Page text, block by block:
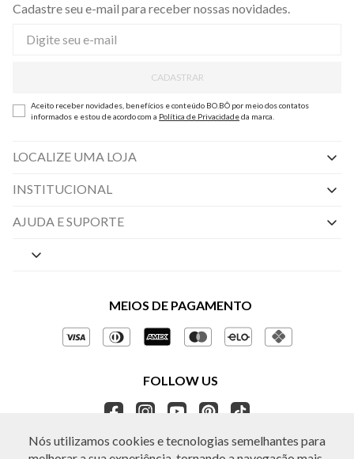
Nós utilizamos cookies e tecnologias semelhantes para
Cadastre seu e-mail para receber nossas novidades.
CADASTRAR
Aceito receber novidades, benefícios e conteúdo BO.BÔ por meio dos contatos
informados e estou de acordo com a Política de Privacidadeda marca.
LOCALIZE UMA LOJA
INSTITUCIONAL
Nossas Lojas
Políticas de Privacidade
Gestão de Privacidade
Ética e Sustentabilidade
Seja um Revendedor
APP BO.BÔ
AJUDA E SUPORTE
Central de Preferências
Perguntas frequentes
Regulamentos e Promoções
MEIOS DE PAGAMENTO
FOLLOW US